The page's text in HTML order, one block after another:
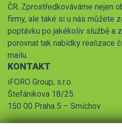
ČR. Zprostředkováváme nejen
firmy, ale také si u nás můžete
poptávku po jakékoliv službě a
porovnat tak nabídky realizace
mailu.
KONTAKT
iFORO Group, s.r.o.
Štefánikova 18/25
150 00 Praha 5 – Smíchov